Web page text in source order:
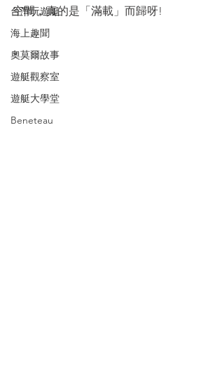
台灣玩遊艇
海上趣聞
奧莫爾故事
遊艇觀察室
遊艇大學堂
Beneteau
空間，真的是「滿載」而歸呀!